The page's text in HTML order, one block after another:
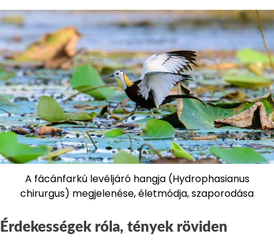
A fácánfarkú levéljáró hangja (Hydrophasianus
chirurgus) megjelenése, életmódja, szaporodása
Érdekességek róla, tények röviden